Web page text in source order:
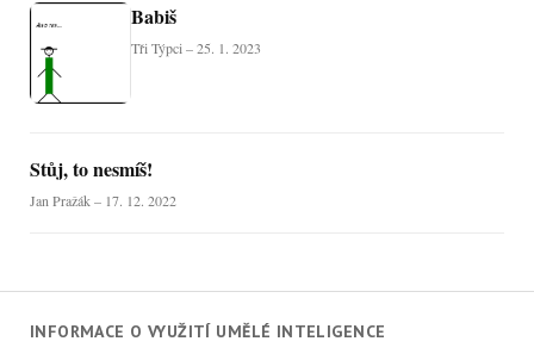
Babiš
Tři Týpci – 25. 1. 2023
Stůj, to nesmíš!
Jan Pražák – 17. 12. 2022
INFORMACE O VYUŽITÍ UMĚLÉ INTELIGENCE